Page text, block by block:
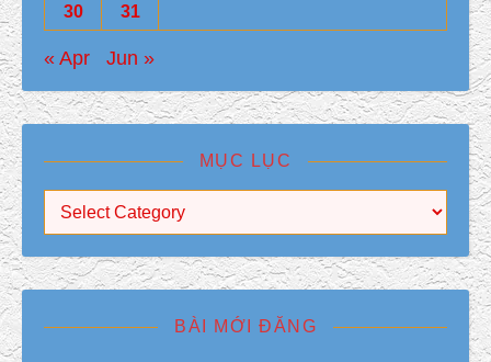
30
31
« Apr Jun »
MỤC LỤC
Mục Lục
BÀI MỚI ĐĂNG